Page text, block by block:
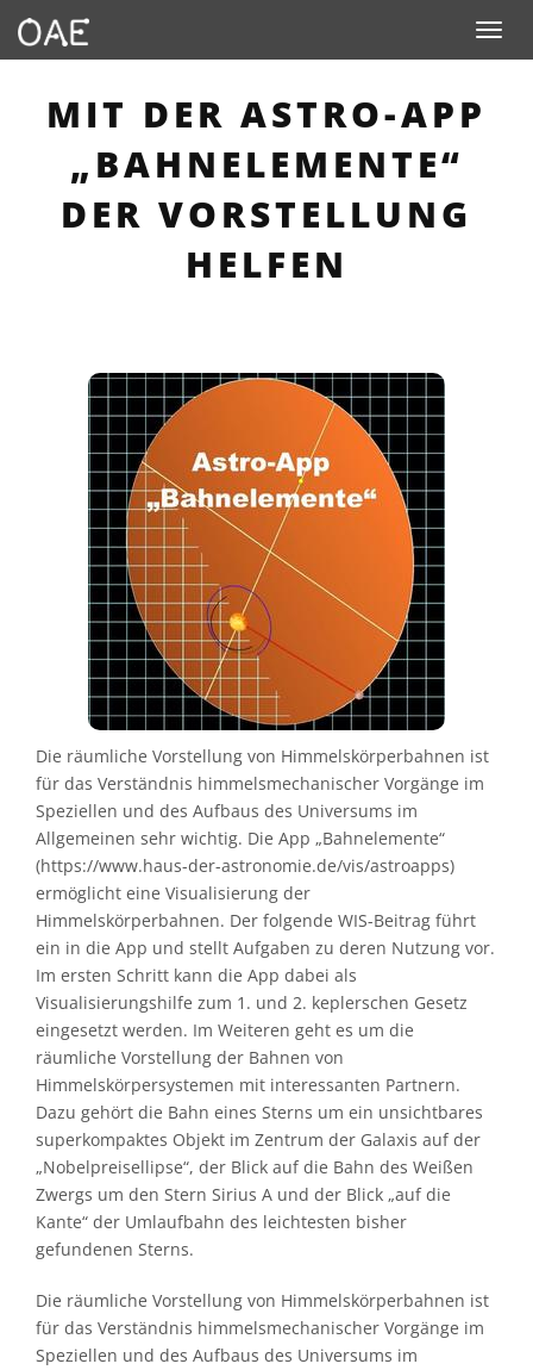
Toggle
MIT DER ASTRO-APP
„BAHNELEMENTE“
DER VORSTELLUNG
HELFEN
Die räumliche Vorstellung von Himmelskörperbahnen ist
für das Verständnis himmelsmechanischer Vorgänge im
Speziellen und des Aufbaus des Universums im
Allgemeinen sehr wichtig. Die App „Bahnelemente“
(https://www.haus-der-astronomie.de/vis/astroapps)
ermöglicht eine Visualisierung der
Himmelskörperbahnen. Der folgende WIS-Beitrag führt
ein in die App und stellt Aufgaben zu deren Nutzung vor.
Im ersten Schritt kann die App dabei als
Visualisierungshilfe zum 1. und 2. keplerschen Gesetz
eingesetzt werden. Im Weiteren geht es um die
räumliche Vorstellung der Bahnen von
Himmelskörpersystemen mit interessanten Partnern.
Dazu gehört die Bahn eines Sterns um ein unsichtbares
superkompaktes Objekt im Zentrum der Galaxis auf der
„Nobelpreisellipse“, der Blick auf die Bahn des Weißen
Zwergs um den Stern Sirius A und der Blick „auf die
Kante“ der Umlaufbahn des leichtesten bisher
gefundenen Sterns.
Die räumliche Vorstellung von Himmelskörperbahnen ist
für das Verständnis himmelsmechanischer Vorgänge im
Speziellen und des Aufbaus des Universums im